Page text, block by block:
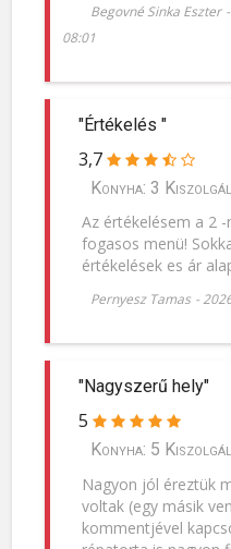
Begovné Sinka Eszter
08:01
"Értékelés "
3,7
Konyha: 3
Az értékelésem a 2
fogasos menü!
értékelések es ár
Pernyesz Tamas -
"Nagyszerű hely"
5
Konyha: 5
Nagyon jól éreztük
voltak (egy másik
kommentjével